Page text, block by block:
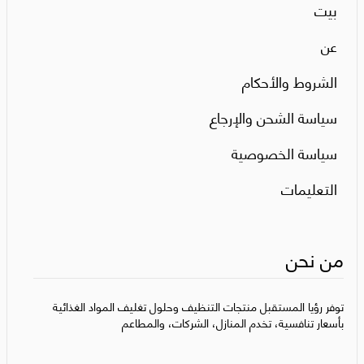
بيت
عن
الشروط والأحكام
سياسة الشحن والإرجاع
سياسة الخصوصية
التعليمات
من نحن
توفر رؤيا المستقبل منتجات التنظيف وحلول تغليف المواد الغذائية
بأسعار تنافسية، تخدم المنازل، الشركات، والمطاعم